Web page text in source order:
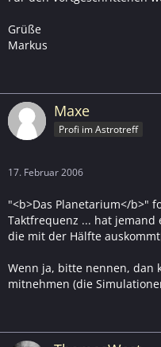
Grüße
Markus
Maxe
Profi im Astrotreff
17. Februar 2006
"<b>Das Planetarium</b>"
Taktfrequenz ... hat jemand
die mit der Hälfte
Wenn ja, bitte nennen, dan
mitnehmen (die